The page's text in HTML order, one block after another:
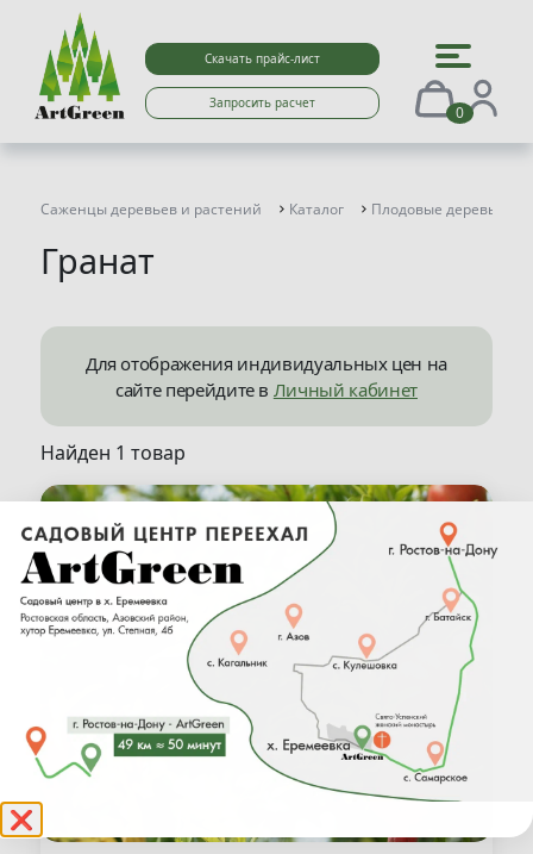
❌
Скачать прайс-лист
Запросить расчет 0
Саженцы деревьев и растений Каталог Плодовые деревья и
Гранат
Для отображения индивидуальных цен на
сайте перейдите в Личный кабинет
Найден 1 товар